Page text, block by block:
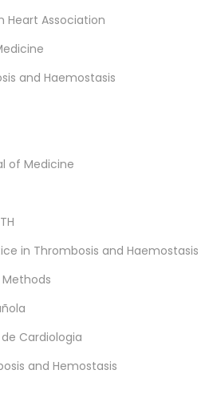
Heart Association
and Haemostasis
of Medicine
in Thrombosis and Haemostasis
Cardiologia
and Hemostasis